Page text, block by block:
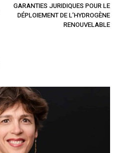
GARANTIES JURIDIQUES POUR LE
DÉPLOIEMENT DE L’HYDROGÈNE
RENOUVELABLE